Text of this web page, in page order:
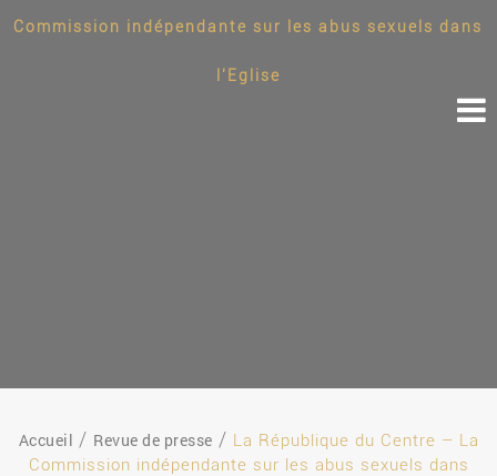
Commission indépendante sur les abus sexuels dans
l'Eglise
Accueil Revue de presse
La République du Centre – La
Commission indépendante sur les abus sexuels dans